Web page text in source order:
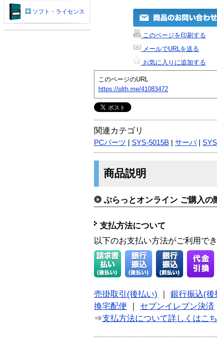
このページを印刷する
メールでURLを送る
お気に入りに追加する
このページのURL
https://plth.me/41083472
関連カテゴリ
PCパーツ SYS-5015B サーバ|
商品説明
ぷらっとオンライン ご購入の
支払方法について
以下のお支払い方法がご利用で
売掛取引(後払い)
銀行振込(後
換宅配便
セブンイレブン決済
⇒支払方法について詳しくはこ
ソフト・ライセンス